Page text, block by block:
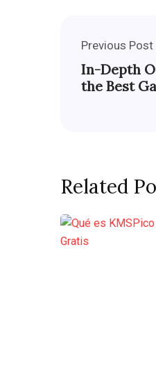
Previous Post
In-Depth
the Best
Related